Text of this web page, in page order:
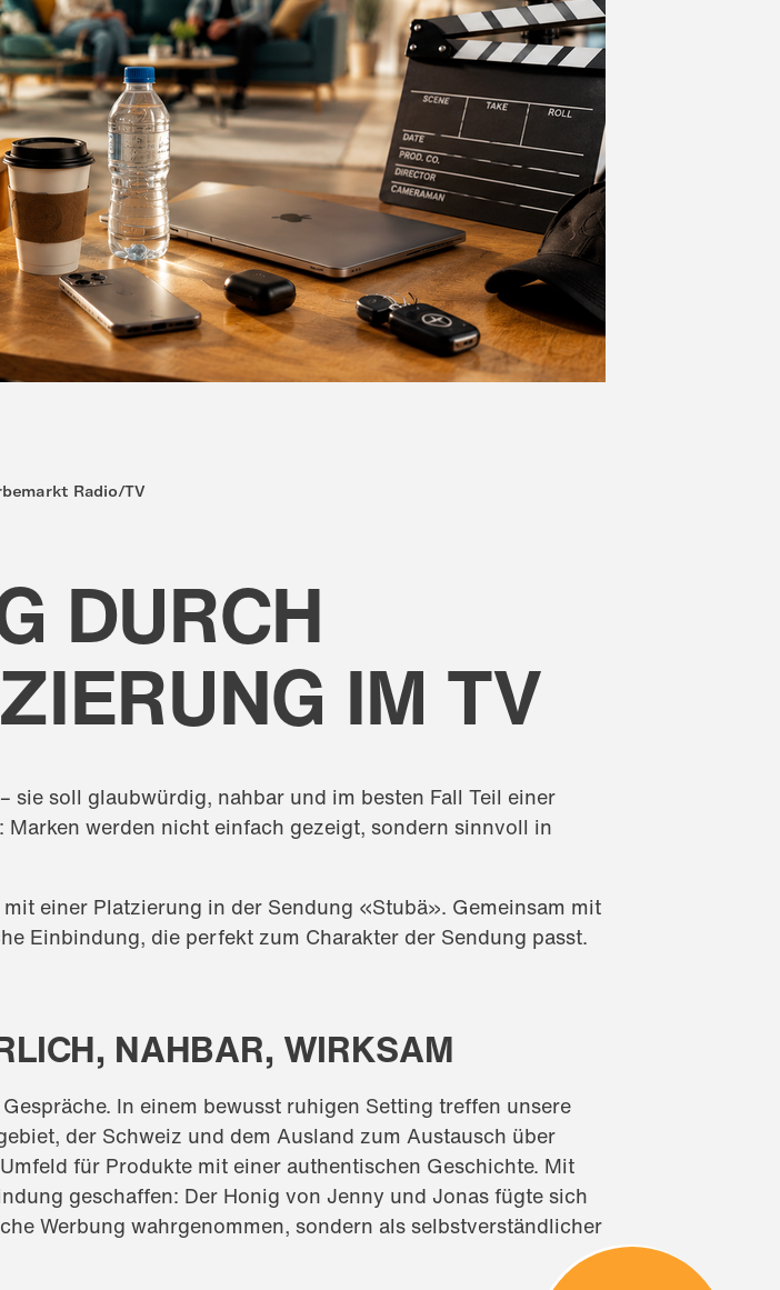
Radio/TV
DURCH
IM TV
sie soll glaubwürdig, nahbar und im besten Fall Teil einer
werden nicht einfach gezeigt, sondern sinnvoll in
einer Platzierung in der Sendung «Stubä». Gemeinsam mit
Einbindung, die perfekt zum Charakter der Sendung passt.
NAHBAR, WIRKSAM
In einem bewusst ruhigen Setting treffen unsere
der Schweiz und dem Ausland zum Austausch über
für Produkte mit einer authentischen Geschichte. Mit
geschaffen: Der Honig von Jenny und Jonas fügte sich
Werbung wahrgenommen, sondern als selbstverständlicher